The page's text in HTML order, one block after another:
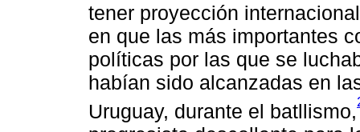
tener proyección
en que las más importantes
políticas por las que se
habían sido alcanzadas en
Uruguay, durante el batllismo,